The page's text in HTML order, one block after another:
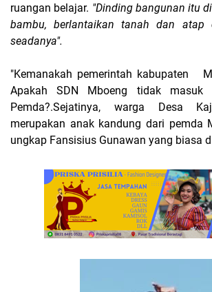
ruangan belajar. "Dinding bangunan itu
bambu, berlantaikan tanah dan atap
seadanya".
"Kemanakah pemerintah kabupaten
Apakah SDN Mboeng tidak masuk
Pemda?.Sejatinya, warga Desa
merupakan anak kandung dari pemda
ungkap Fansisius Gunawan yang biasa